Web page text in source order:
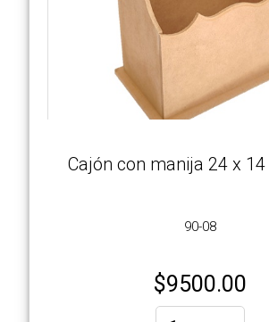
Cajón con manija 24 x
90-08
$9500.00